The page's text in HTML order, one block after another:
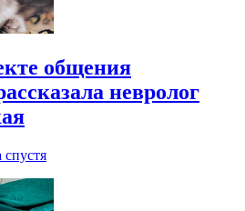
общения
невролог
спустя